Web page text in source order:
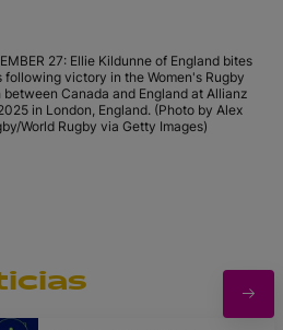
27: Ellie Kildunne of England bites
following victory in the Women's Rugby
Canada and England at Allianz
in London, England. (Photo by Alex
World Rugby via Getty Images)